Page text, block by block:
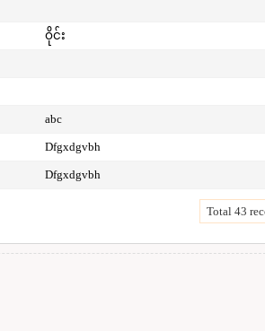
ဝိုင်း
abc
Dfgxdgvbh
Dfgxdgvbh
Total 43